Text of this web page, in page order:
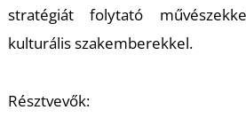
stratégiát folytató
kulturális szakemberekkel.
Résztvevők: